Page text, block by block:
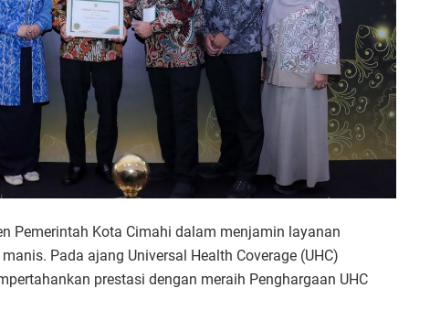
Pemerintah Kota Cimahi dalam menjamin layanan
Pada ajang Universal Health Coverage (UHC)
prestasi dengan meraih Penghargaan UHC